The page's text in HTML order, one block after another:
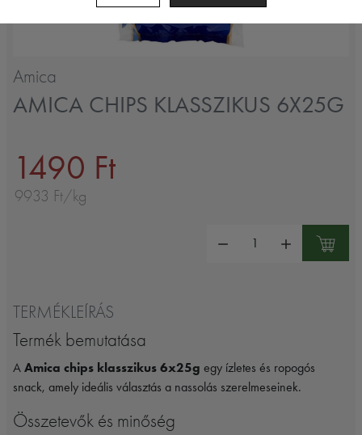
Amica
AMICA CHIPS KLASSZIKUS 6X25G
1490 Ft
9933 Ft/kg
TERMÉKLEÍRÁS
Termék bemutatása
A Amica chips klasszikus 6x25g egy ízletes és ropogós
snack, amely ideális választás a nassolás szerelmeseinek.
Összetevők és minőség